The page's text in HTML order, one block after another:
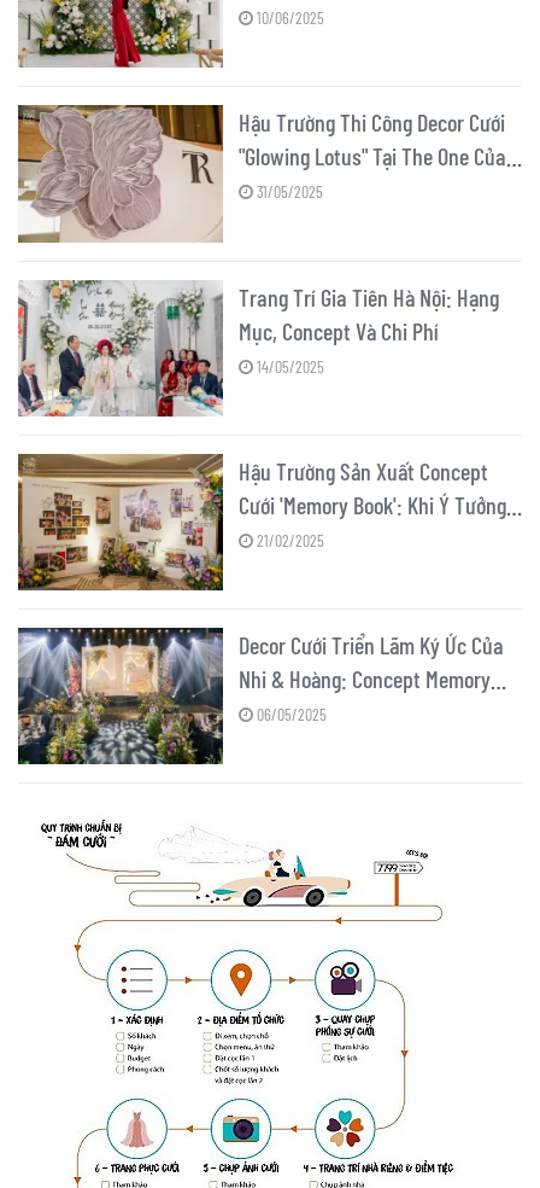
cưới của 7799WST
10/06/2025
Hậu Trường Thi Công Decor Cưới
"Glowing Lotus" Tại The One Của
7799WST
31/05/2025
Trang Trí Gia Tiên Hà Nội: Hạng
Mục, Concept Và Chi Phí
14/05/2025
Hậu Trường Sản Xuất Concept
Cưới 'Memory Book': Khi Ý Tưởng
Độc Đáo Gặp Thử Thách
21/02/2025
Decor Cưới Triển Lãm Ký Ức Của
Nhi & Hoàng: Concept Memory
Book06/05/2025